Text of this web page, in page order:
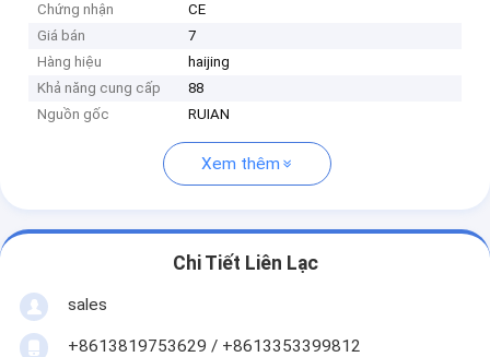
Chứng nhận
CE
Giá bán
7
Hàng hiệu
haijing
Khả năng cung cấp
88
Nguồn gốc
RUIAN
Xem thêm
Chi Tiết Liên Lạc
sales
+8613819753629 / +8613353399812